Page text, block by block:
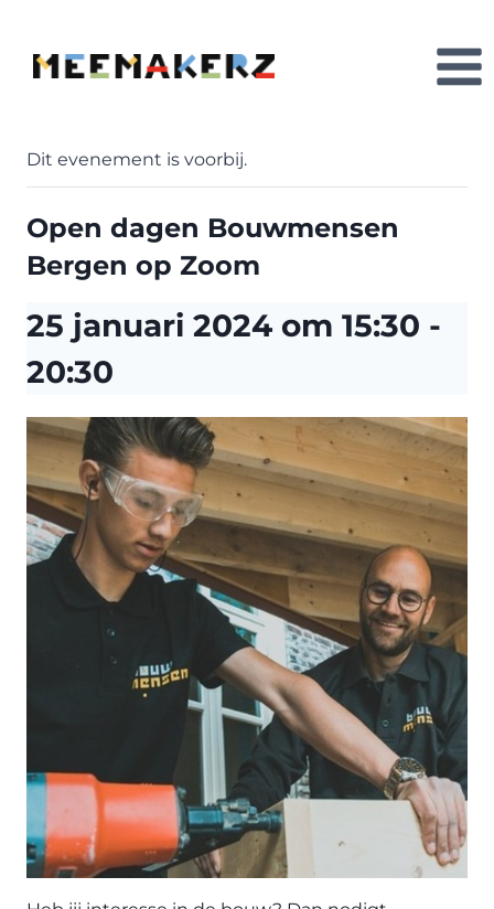
inhoud
Dit evenement is voorbij.
Open dagen Bouwmensen
Bergen op Zoom
25 januari 2024 om 15:30 -
20:30